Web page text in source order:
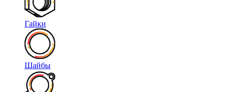
Гайки
Шайбы